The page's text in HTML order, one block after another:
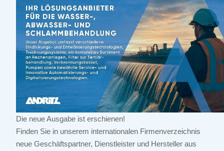
Die neue Ausgabe ist erschienen!
Finden Sie in unserem internationalen Firmenverzeichnis
neue Geschäftspartner, Dienstleister und Hersteller aus